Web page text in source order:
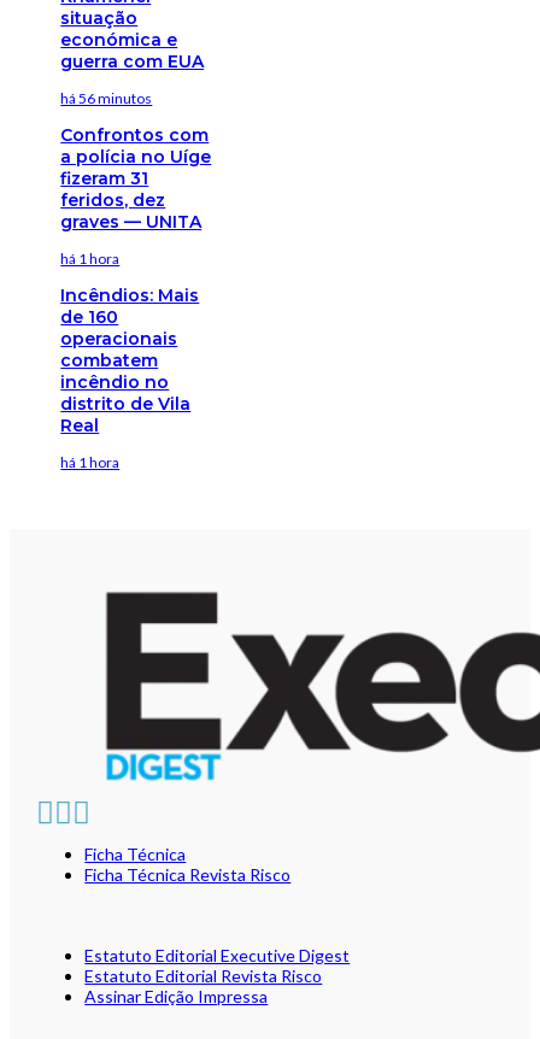
situação
económica e
guerra com EUA
há 56 minutos
Confrontos com
a polícia no Uíge
fizeram 31
feridos, dez
graves — UNITA
há 1 hora
Incêndios: Mais
de 160
operacionais
combatem
incêndio no
distrito de Vila
Real
há 1 hora
Ficha Técnica
Ficha Técnica Revista Risco
Estatuto Editorial Executive Digest
Estatuto Editorial Revista Risco
Assinar Edição Impressa